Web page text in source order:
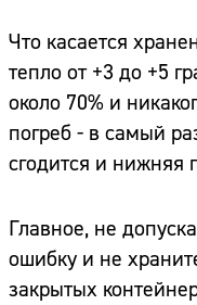
Что касается
тепло от +3 до +5
около 70% и
погреб - в самый
сгодится и нижняя
Главное, не
ошибку и не
закрытых